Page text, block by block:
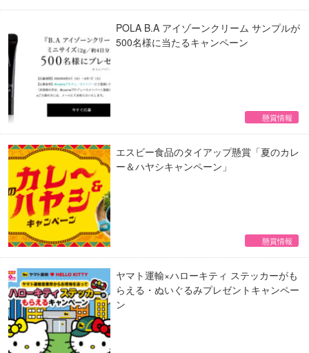
POLA B.A アイゾーンクリーム サンプルが
500名様に当たるキャンペーン
懸賞情報
エスビー食品のタイアップ懸賞「夏のカレ
ー＆ハヤシキャンペーン」
懸賞情報
ヤマト運輸×ハローキティ ステッカーがも
らえる・ぬいぐるみプレゼントキャンペー
ン